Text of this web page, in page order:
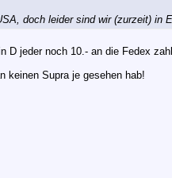
doch leider sind wir (zurzeit) in
jeder noch 10.- an die Fedex
keinen Supra je gesehen hab!